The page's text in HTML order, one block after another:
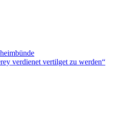
verdienet vertilget zu werden“